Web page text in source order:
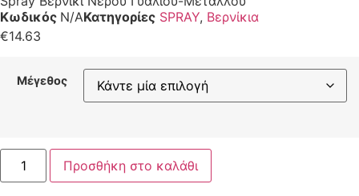
Κωδικός N/AΚατηγορίες SPRAY, Βερνίκια
€14.63
Μέγεθος
Προσθήκη στο καλάθι